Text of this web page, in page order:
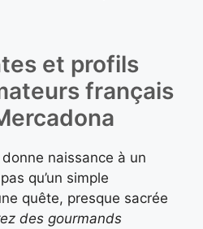
et profils
français
naissance à un
qu’un simple
quête, presque sacrée
des gourmands